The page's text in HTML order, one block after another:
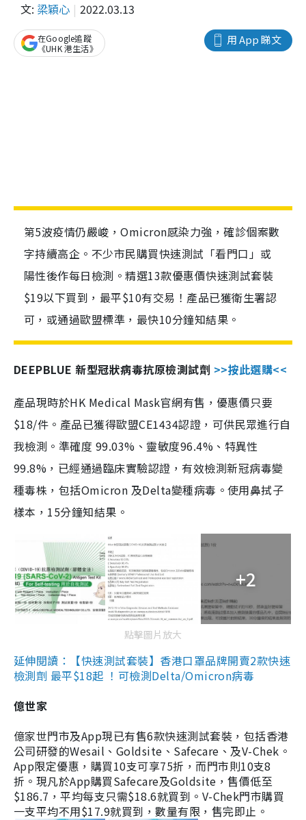
文: 梁穎心 2022.03.13
用 App 睇文
在Google追蹤
《UHK 港生活》
第5波疫情仍嚴峻，Omicron感染力強，確診個案數
字持續高企。不少市民購買快速測試「看門口」或
陽性後作每日檢測。精選13款優惠價快速測試套裝
$19以下買到，最平$10有交易！產品已獲衛生署認
可，或通過歐盟標準，最快10分鐘知結果。
DEEPBLUE 新型冠狀病毒抗原檢測試劑 >>按此選購<<
產品現時於HK Medical Mask官網有售，優惠價只要
$18/件。產品已獲得歐盟CE1434認證，可供民眾進行自
我檢測。準確度 99.03%、靈敏度96.4%、特異性
99.8%，已經通過臨床實驗認證，有效檢測新冠病毒變
種毒株，包括Omicron 及Delta變種病毒。使用鼻拭子
樣本，15分鐘知結果。
+2
點擊圖片放大
延伸閱讀：【快速測試套裝】香港口罩品牌開賣2款快速
檢測劑 最平$18起 ！可檢測Delta/Omicron病毒
億世家
億家世門市及App現已有售6款快速測試套裝，包括香港
公司研發的Wesail、Goldsite、Safecare、及V-Chek。
App限定優惠，購買10支可享75折，而門市則10支8
折。現凡於App購買Safecare及Goldsite，售價低至
$186.7，平均每支只需$18.6就買到。V-Chek門市購買
一支平均不用$17.9就買到，數量有限，售完即止。